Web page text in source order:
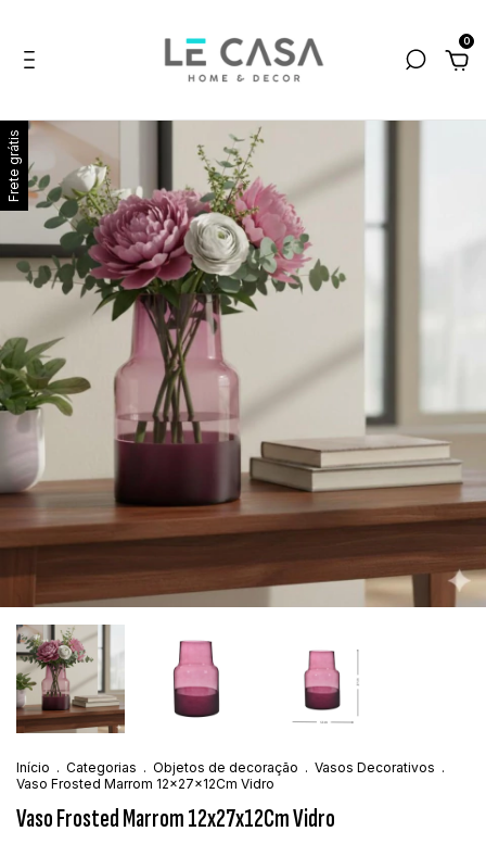
0
Frete grátis
Início . Categorias . Objetos de decoração . Vasos Decorativos .
Vaso Frosted Marrom 12x27x12Cm Vidro
Vaso Frosted Marrom 12x27x12Cm Vidro